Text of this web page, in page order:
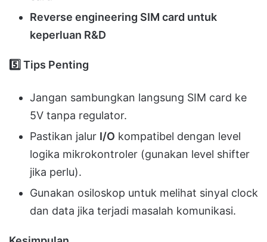
Reverse engineering SIM card untuk
keperluan R&D
5️ Tips Penting
Jangan sambungkan langsung SIM card ke
5V tanpa regulator.
Pastikan jalur I/O kompatibel dengan level
logika mikrokontroler (gunakan level shifter
jika perlu).
Gunakan osiloskop untuk melihat sinyal clock
dan data jika terjadi masalah komunikasi.